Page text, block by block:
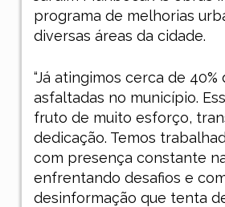
programa de melhorias
diversas áreas da cidade.
“Já atingimos cerca de 40%
asfaltadas no município.
fruto de muito esforço,
dedicação. Temos
com presença constante
enfrentando desafios e
desinformação que tenta